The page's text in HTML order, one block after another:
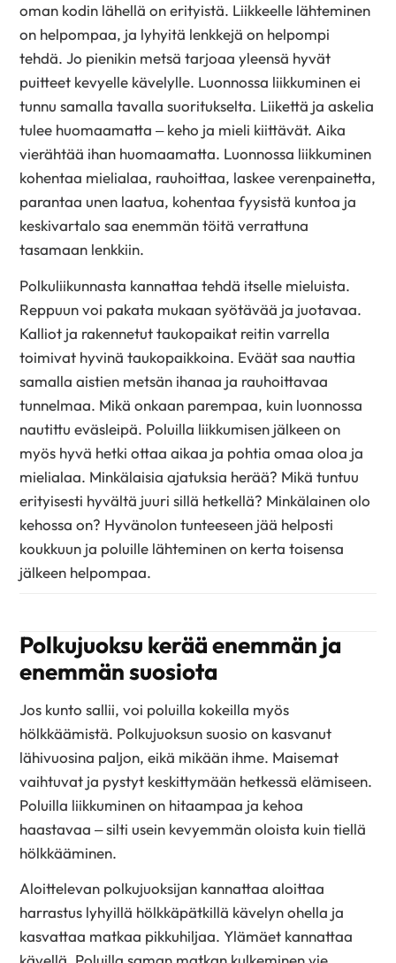
oman kodin lähellä on erityistä. Liikkeelle lähteminen
on helpompaa, ja lyhyitä lenkkejä on helpompi
tehdä. Jo pienikin metsä tarjoaa yleensä hyvät
puitteet kevyelle kävelylle. Luonnossa liikkuminen ei
tunnu samalla tavalla suoritukselta. Liikettä ja askelia
tulee huomaamatta – keho ja mieli kiittävät. Aika
vierähtää ihan huomaamatta. Luonnossa liikkuminen
kohentaa mielialaa, rauhoittaa, laskee verenpainetta,
parantaa unen laatua, kohentaa fyysistä kuntoa ja
keskivartalo saa enemmän töitä verrattuna
tasamaan lenkkiin.
Polkuliikunnasta kannattaa tehdä itselle mieluista.
Reppuun voi pakata mukaan syötävää ja juotavaa.
Kalliot ja rakennetut taukopaikat reitin varrella
toimivat hyvinä taukopaikkoina. Eväät saa nauttia
samalla aistien metsän ihanaa ja rauhoittavaa
tunnelmaa. Mikä onkaan parempaa, kuin luonnossa
nautittu eväsleipä. Poluilla liikkumisen jälkeen on
myös hyvä hetki ottaa aikaa ja pohtia omaa oloa ja
mielialaa. Minkälaisia ajatuksia herää? Mikä tuntuu
erityisesti hyvältä juuri sillä hetkellä? Minkälainen olo
kehossa on? Hyvänolon tunteeseen jää helposti
koukkuun ja poluille lähteminen on kerta toisensa
jälkeen helpompaa.
Polkujuoksu kerää enemmän ja
enemmän suosiota
Jos kunto sallii, voi poluilla kokeilla myös
hölkkäämistä. Polkujuoksun suosio on kasvanut
lähivuosina paljon, eikä mikään ihme. Maisemat
vaihtuvat ja pystyt keskittymään hetkessä elämiseen.
Poluilla liikkuminen on hitaampaa ja kehoa
haastavaa – silti usein kevyemmän oloista kuin tiellä
hölkkääminen.
Aloittelevan polkujuoksijan kannattaa aloittaa
harrastus lyhyillä hölkkäpätkillä kävelyn ohella ja
kasvattaa matkaa pikkuhiljaa. Ylämäet kannattaa